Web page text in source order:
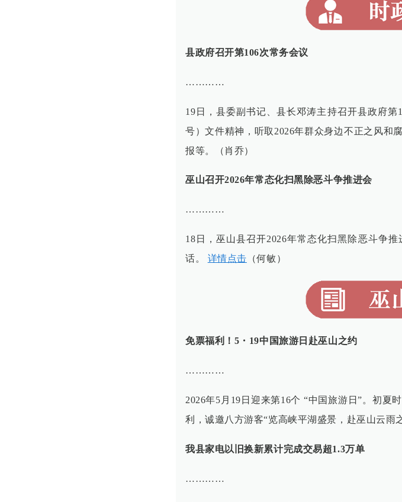
县政府召开第106次常务会议
…………
19日，县委副书记、县长邓涛主持召开县政府
号）文件精神，听取2026年群众身边不正之风和
报等。（肖乔）
巫山召开2026年常态化扫黑除恶斗争推进会
…………
18日，巫山县召开2026年常态化扫黑除恶斗争
话。 详情点击 （何敏）
免票福利！5・19中国旅游日赴巫山之约
…………
2026年5月19日迎来第16个 “中国旅游日”。初夏
利，诚邀八方游客“览高峡平湖盛景，赴巫山云雨
我县家电以旧换新累计完成交易超1.3万单
…………